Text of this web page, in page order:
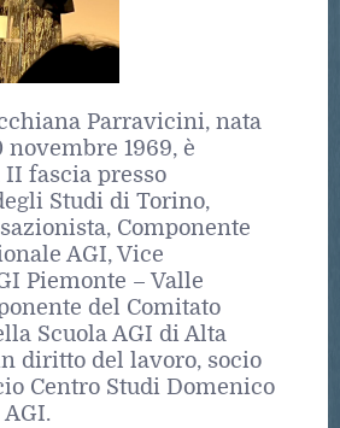
Parravicini, nata
novembre 1969, è
II fascia presso
Studi di Torino,
Componente
AGI, Vice
Piemonte – Valle
del Comitato
Scuola AGI di Alta
diritto del lavoro, socio
Centro Studi Domenico